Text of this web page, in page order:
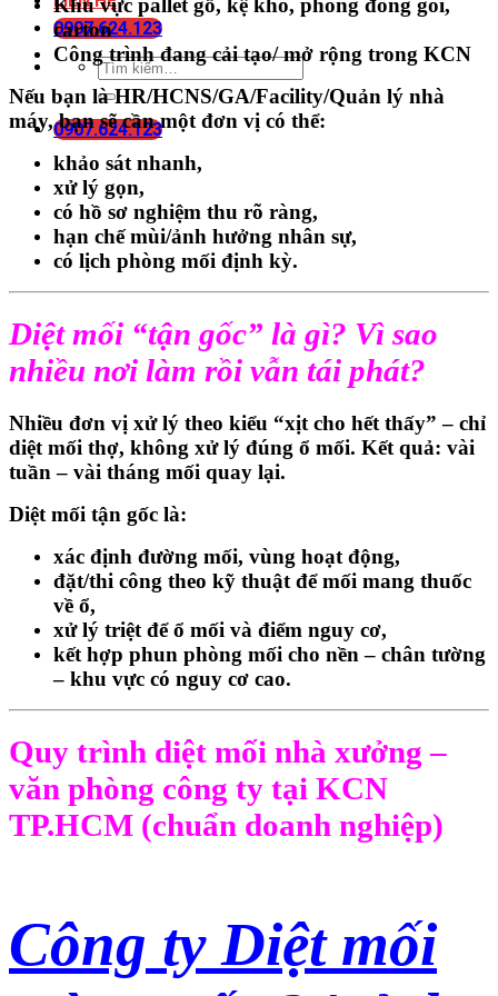
0907.624.123
0907.624.123
Khu vực pallet gỗ, kệ kho, phòng đóng gói,
carton
Công trình đang cải tạo/ mở rộng trong KCN
Nếu bạn làHR/HCNS/GA/Facility/Quản lý nhà
máy, bạn sẽ cần một đơn vị có thể:
khảo sát nhanh,
xử lý gọn,
có hồ sơ nghiệm thu rõ ràng,
hạn chế mùi/ảnh hưởng nhân sự,
có lịch phòng mối định kỳ.
Diệt mối “tận gốc” là gì? Vì sao
nhiều nơi làm rồi vẫn tái phát?
Nhiều đơn vị xử lý theo kiểu “xịt cho hết thấy” – chỉ
diệt mối thợ, không xử lý đúng ổ mối. Kết quả: vài
tuần – vài tháng mối quay lại.
Diệt mối tận gốc là:
xác định đường mối, vùng hoạt động,
đặt/thi công theo kỹ thuật đểmối mang thuốc
về ổ,
xử lý triệt để ổ mối và điểm nguy cơ,
kết hợp phun phòng mối cho nền – chân tường
– khu vực có nguy cơ cao.
Quy trình diệt mối nhà xưởng –
văn phòng công ty tại KCN
TP.HCM (chuẩn doanh nghiệp)
Công ty Diệt mối